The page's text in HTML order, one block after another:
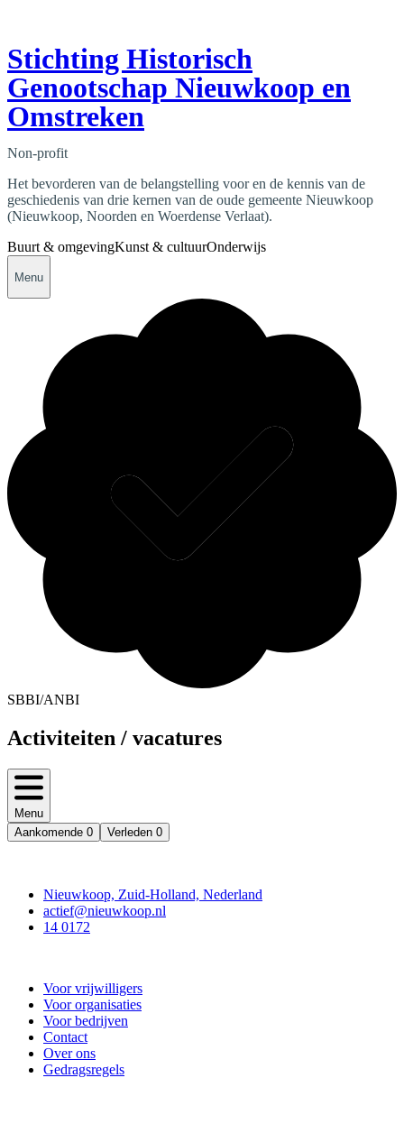
Stichting Historisch
Genootschap Nieuwkoop en
Omstreken
Non-profit
Het bevorderen van de belangstelling voor en de kennis van de
geschiedenis van drie kernen van de oude gemeente Nieuwkoop
(Nieuwkoop, Noorden en Woerdense Verlaat).
Buurt & omgevingKunst & cultuurOnderwijs
Menu
SBBI/ANBI
Activiteiten / vacatures
Menu
Aankomende 0 Verleden 0
Nieuwkoop, Zuid-Holland, Nederland
actief@nieuwkoop.nl
14 0172
Voor vrijwilligers
Voor organisaties
Voor bedrijven
Contact
Over ons
Gedragsregels